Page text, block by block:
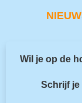
Wil je op de
Schrijf je